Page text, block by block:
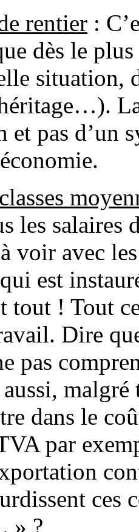
rentier :
dès le
situation,
et pas d’un
les salaires
voir avec
est
tout ! Tout
Dire
pas
dans le
par
ces
» ?